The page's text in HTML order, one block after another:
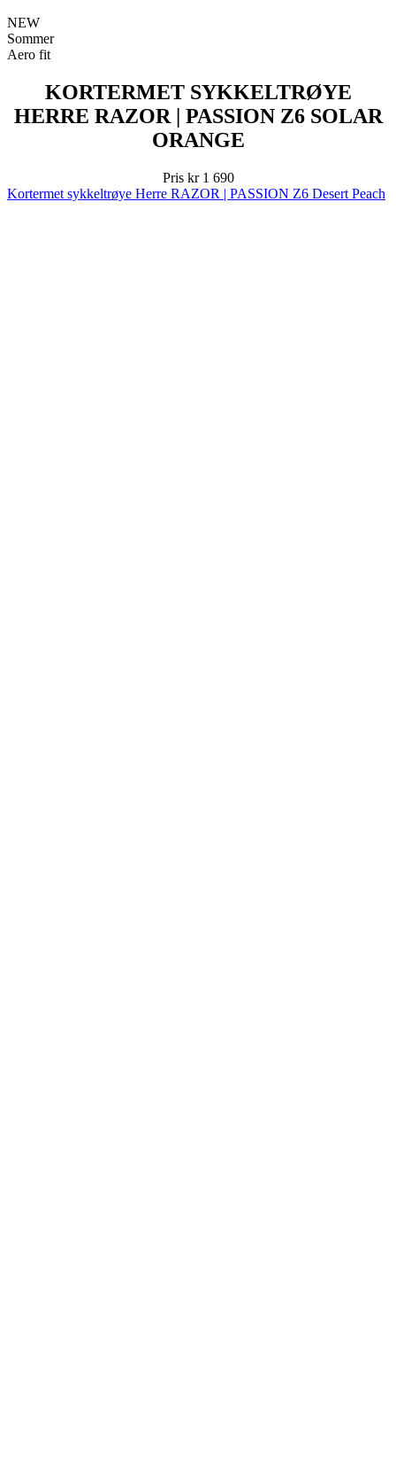
NEW
Sommer
Aero fit
KORTERMET SYKKELTRØYE
HERRE RAZOR | PASSION Z6 SOLAR
ORANGE
Priskr 1 690
Kortermet sykkeltrøye Herre RAZOR | PASSION Z6 Desert Peach